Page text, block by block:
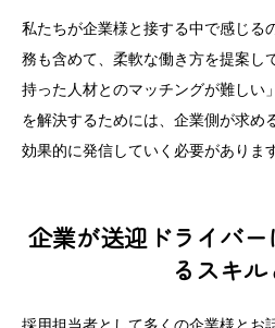
私たちが企業様と接する中で感じる
務も含めて、柔軟な働き方を提案し
持った人材とのマッチングが難しい
を解決するためには、企業側が求め
効果的に発信していく必要がありま
企業が送迎ドライバ
るスキ